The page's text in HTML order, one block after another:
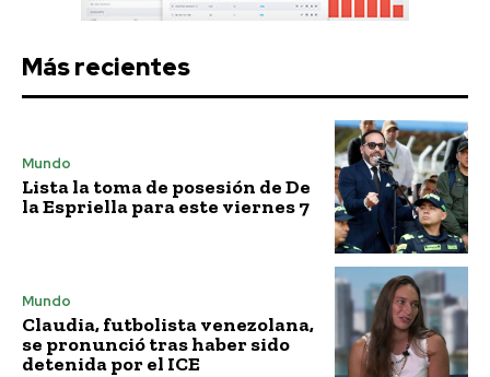
Más recientes
Mundo
Lista la toma de posesión de De
la Espriella para este viernes 7
Mundo
Claudia, futbolista venezolana,
se pronunció tras haber sido
detenida por el ICE